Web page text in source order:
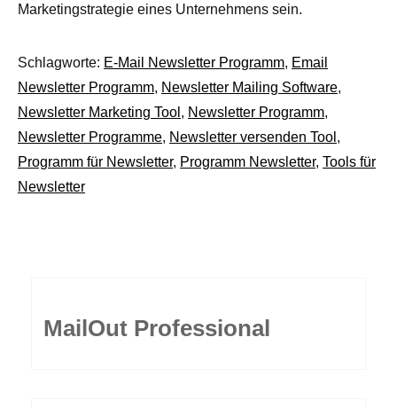
Marketingstrategie eines Unternehmens sein.
Schlagworte: E-Mail Newsletter Programm, Email
Newsletter Programm, Newsletter Mailing Software,
Newsletter Marketing Tool , Newsletter Programm,
Newsletter Programme, Newsletter versenden Tool ,
Programm für Newsletter, Programm Newsletter, Tools für
Newsletter
MailOut Professional